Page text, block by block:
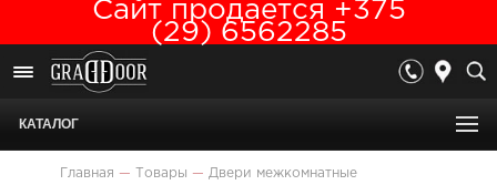
Сайт продается +375
(29) 6562285
КАТАЛОГ
Главная — Товары — Двери межкомнатные